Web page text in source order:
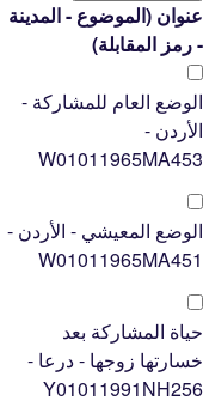
عنوان (الموضوع - المدينة
- رمز المقابلة)
الوضع العام للمشاركة -
الأردن -
W01011965MA453
الوضع المعيشي - الأردن -
W01011965MA451
حياة المشاركة بعد
خسارتها زوجها - درعا -
Y01011991NH256